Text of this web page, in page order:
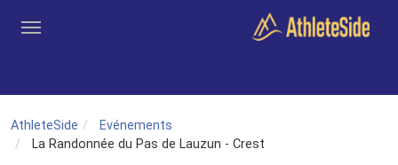
AthleteSide
Evénements
La Randonnée du Pas de Lauzun - Crest